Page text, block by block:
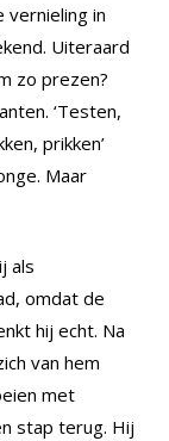
vernieling in
Uiteraard
zo prezen?
‘Testen,
prikken’
Maar
als
omdat de
hij echt. Na
van hem
met
stap terug. Hij